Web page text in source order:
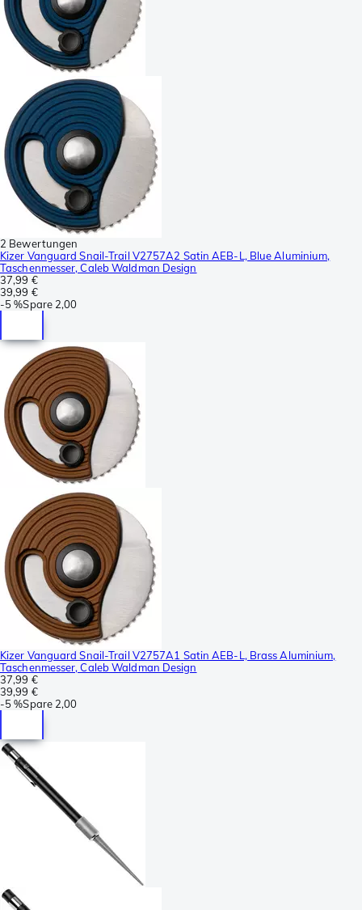
2 Bewertungen
Kizer Vanguard Snail-Trail V2757A2 Satin AEB-L, Blue Aluminium,
Taschenmesser, Caleb Waldman Design
37,99 €
39,99 €
-5 %Spare 2,00
Kizer Vanguard Snail-Trail V2757A1 Satin AEB-L, Brass Aluminium,
Taschenmesser, Caleb Waldman Design
37,99 €
39,99 €
-5 %Spare 2,00